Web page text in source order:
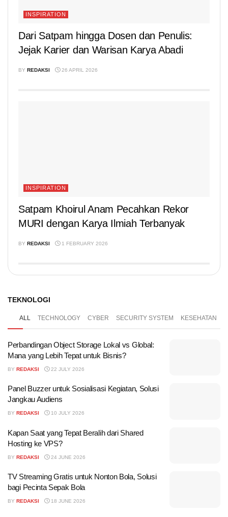
INSPIRATION
Dari Satpam hingga Dosen dan Penulis:
Jejak Karier dan Warisan Karya Abadi
BY REDAKSI 26 APRIL 2026
INSPIRATION
Satpam Khoirul Anam Pecahkan Rekor
MURI dengan Karya Ilmiah Terbanyak
BY REDAKSI 1 FEBRUARY 2026
TEKNOLOGI
ALL TECHNOLOGY CYBER SECURITY SYSTEM KESEHATAN
Perbandingan Object Storage Lokal vs Global:
Mana yang Lebih Tepat untuk Bisnis?
BY REDAKSI 22 JULY 2026
Panel Buzzer untuk Sosialisasi Kegiatan, Solusi
Jangkau Audiens
BY REDAKSI 10 JULY 2026
Kapan Saat yang Tepat Beralih dari Shared
Hosting ke VPS?
BY REDAKSI 24 JUNE 2026
TV Streaming Gratis untuk Nonton Bola, Solusi
bagi Pecinta Sepak Bola
BY REDAKSI 18 JUNE 2026